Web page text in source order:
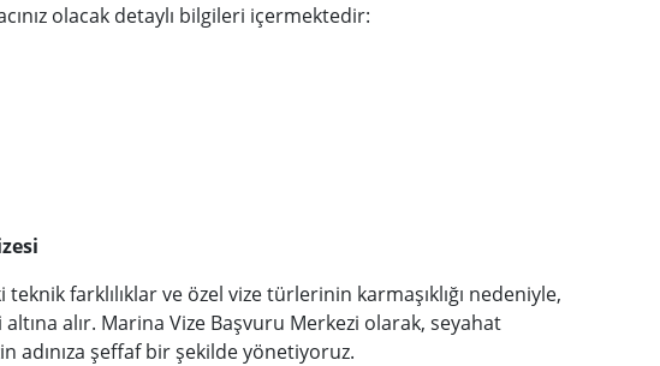
olacak detaylı bilgileri içermektedir:
farklılıklar ve özel vize türlerinin karmaşıklığı nedeniyle,
alır. Marina Vize Başvuru Merkezi olarak, seyahat
adınıza şeffaf bir şekilde yönetiyoruz.